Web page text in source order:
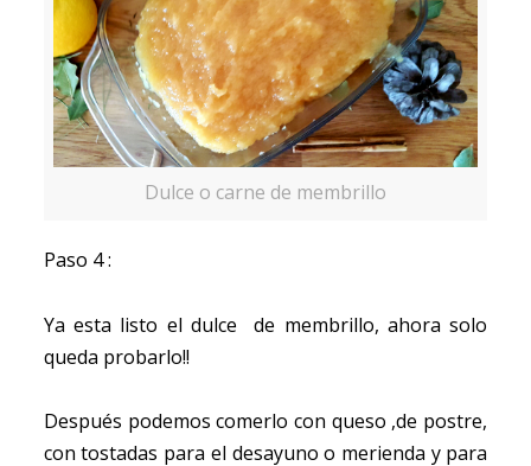
Dulce o carne de membrillo
Paso 4 :
Ya esta listo el dulce de membrillo, ahora solo
queda probarlo!!
Después podemos comerlo con queso ,de postre,
con tostadas para el desayuno o merienda y para